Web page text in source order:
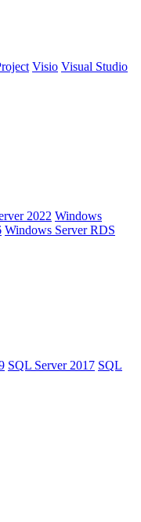
Visio Visual Studio
2022 Windows
Windows Server RDS
SQL Server 2017 SQL